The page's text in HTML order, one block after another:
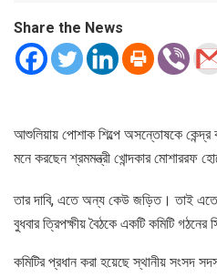
Share the News
আশুলিয়ায় পোশাক শিল্পে অসন্তোষকে কেন্দ্র
মনে করছেন শ্রমমন্ত্রী খোন্দকার মোশাররফ
তার দাবি, এতে অন্য কেউ জড়িত। তাই
বুধবার ত্রিপক্ষীয় বৈঠকে একটি কমিটি গঠনের
কমিটির প্রধান করা হয়েছে স্থানীয় সংসদ